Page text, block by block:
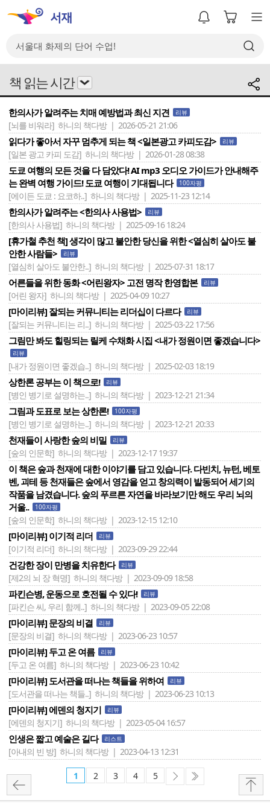
책 읽는 시간
한의사가 알려주는 치매 예방법과 최신 지견 리뷰
[뇌를 비워라] 하니의 책다방 | 2026-05-21 21:06
읽다가 좋아서 자꾸 멈추게 되는 책 <일본광고 카피도감> 리뷰
[일본 광고 카피 도감] 하니의 책다방 | 2026-01-28 08:38
도쿄 여행의 모든 것을 다 담았다! AI mp3 오디오 가이드가 안내해주
는 완벽 여행 가이드! 도쿄 여행이 기대됩니다
100자평
[에이든 도쿄 : 요코하..] 하니의 책다방 | 2025-11-23 12:14
한의사가 알려주는 <한의사 사용법> 리뷰
[한의사 사용법] 하니의 책다방 | 2025-09-16 18:24
[휴가철 추천 책] 생각이 많고 불안한 당신을 위한 <열심히 살아도 불
안한 사람들>
리뷰
[열심히 살아도 불안한..] 하니의 책다방 | 2025-07-31 18:17
어른들을 위한 동화 <어린왕자> 고전 명작 한영합본 리뷰
[어린 왕자] 하니의 책다방 | 2025-04-09 10:27
[마이리뷰] 잘되는 커뮤니티는 리더십이 다르다 리뷰
[잘되는 커뮤니티는 리..] 하니의 책다방 | 2025-03-22 17:56
그림만 봐도 힐링되는 릴케 수채화 시집 <내가 정원이면 좋겠습니다>
리뷰
[내가 정원이면 좋겠습..] 하니의 책다방 | 2025-02-03 18:19
상한론 공부는 이 책으로! 리뷰
[병인 병기로 설명하는..] 하니의 책다방 | 2023-12-21 21:34
그림과 도표로 보는 상한론! 100자평
[병인 병기로 설명하는..] 하니의 책다방 | 2023-12-21 20:33
천재들이 사랑한 숲의 비밀 리뷰
[숲의 인문학] 하니의 책다방 | 2023-12-17 19:37
이 책은 숲과 천재에 대한 이야기를 담고 있습니다. 다빈치, 뉴턴, 베토
벤, 괴테 등 천재들은 숲에서 영감을 얻고 창의력이 발동되어 세기의
작품을 남겼습니다. 숲의 푸르른 자연을 바라보기만 해도 우리 뇌의
거울..
100자평
[숲의 인문학] 하니의 책다방 | 2023-12-15 12:10
[마이리뷰] 이기적 리더 리뷰
[이기적 리더] 하니의 책다방 | 2023-09-29 22:44
건강한 장이 만병을 치유한다 리뷰
[제2의 뇌 장 혁명] 하니의 책다방 | 2023-09-09 18:58
파킨슨병, 운동으로 호전될 수 있다! 리뷰
[파킨슨 씨, 우리 함께..] 하니의 책다방 | 2023-09-05 22:08
[마이리뷰] 문장의 비결 리뷰
[문장의 비결] 하니의 책다방 | 2023-06-23 10:57
[마이리뷰] 두고 온 여름 리뷰
[두고 온 여름] 하니의 책다방 | 2023-06-23 10:42
[마이리뷰] 도서관을 떠나는 책들을 위하여 리뷰
[도서관을 떠나는 책들..] 하니의 책다방 | 2023-06-23 10:13
[마이리뷰] 에덴의 청지기 리뷰
[에덴의 청지기] 하니의 책다방 | 2023-05-04 16:57
인생은 짧고 예술은 길다 리스트
[아내의 빈 방] 하니의 책다방 | 2023-04-13 12:31
1 2 3 4 5